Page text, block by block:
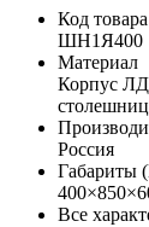
Код товара
ШН1Я400
Материал
Корпус
Россия
Габариты
Все